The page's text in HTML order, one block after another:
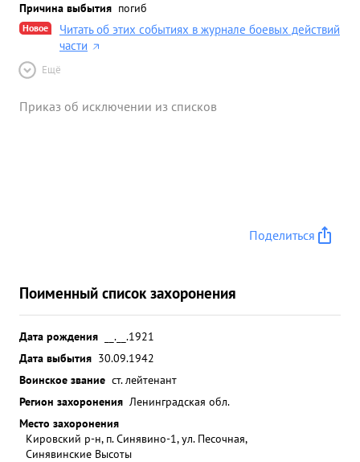
Причина выбытия погиб
Новое
Читать об этих событиях в журнале боевых действий
части
Ещё
Приказ об исключении из списков
Поделиться
Поименный список захоронения
Дата рождения
__.__.1921
Дата выбытия 30.09.1942
Воинское звание ст. лейтенант
Регион захоронения Ленинградская обл.
Место захоронения
Кировский р-н, п. Синявино-1, ул. Песочная,
Синявинские Высоты